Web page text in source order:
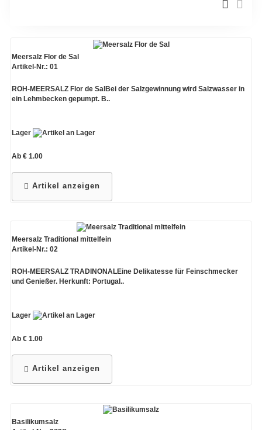
Kräuter
Kräutermischungen
Gewürze
Gewürzmischungen
Meersalz Flor de Sal
Artikel-Nr.: 01
ROH-MEERSALZ Flor de SalBei der Salzgewinnung wird Salzwasser in
ein Lehmbecken gepumpt. B..
Lager
Ab € 1.00
Artikel anzeigen
Meersalz Traditional mittelfein
Artikel-Nr.: 02
ROH-MEERSALZ TRADINONALEine Delikatesse für Feinschmecker
und Genießer. Herkunft: Portugal..
Lager
Ab € 1.00
Artikel anzeigen
Basilikumsalz